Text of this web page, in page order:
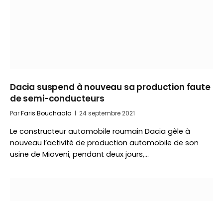
Dacia suspend à nouveau sa production faute
de semi-conducteurs
ParFaris Bouchaala 24 septembre 2021
Le constructeur automobile roumain Dacia gèle à
nouveau l’activité de production automobile de son
usine de Mioveni, pendant deux jours,…